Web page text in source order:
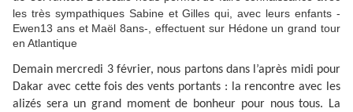
les très sympathiques Sabine et Gilles qui, avec leurs enfants -
Ewen13 ans et Maël 8ans-, effectuent sur Hédone un grand tour
en Atlantique
Demain mercredi 3 février, nous partons dans l’après midi pour
Dakar avec cette fois des vents portants : la rencontre avec les
alizés sera un grand moment de bonheur pour nous tous. La